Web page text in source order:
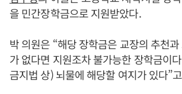
을 민간장학금으로 지원받았다.
박 의원은 “해당 장학금은 교장의 추천
가 없다면 지원조차 불가능한 장학금이
금지법 상) 뇌물에 해당할 여지가 있다”